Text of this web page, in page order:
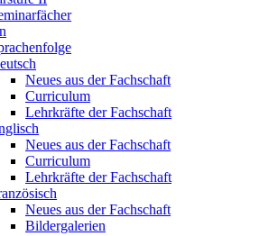
Neues aus der Fachschaft
Curriculum
Lehrkräfte der Fachschaft
Neues aus der Fachschaft
Curriculum
Lehrkräfte der Fachschaft
Neues aus der Fachschaft
Bildergalerien